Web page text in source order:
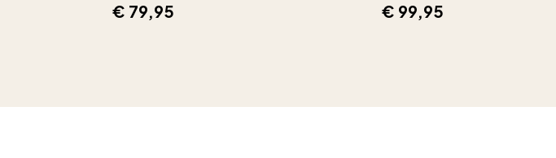
€ 79,95 € 99,95